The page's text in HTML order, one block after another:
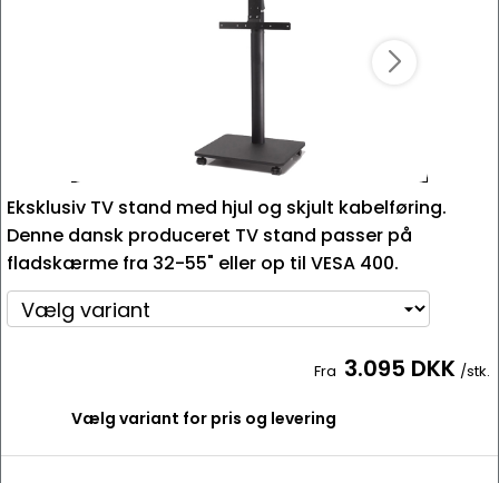
Eksklusiv TV stand med hjul og skjult kabelføring.
Denne dansk produceret TV stand passer på
fladskærme fra 32-55" eller op til VESA 400.
Fra 3.095 DKK /stk.
Vælg variant for pris og levering